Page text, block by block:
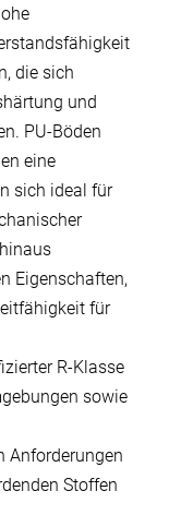
die sich
und
PU-Böden
eine
sich ideal für
Eigenschaften,
für
R-Klasse
sowie
Anforderungen
Stoffen